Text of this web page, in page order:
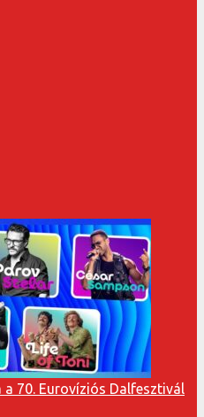
a 70. Eurovíziós Dalfesztivál